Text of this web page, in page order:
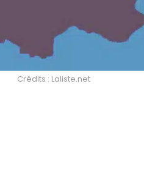
Crédits : Laliste.net